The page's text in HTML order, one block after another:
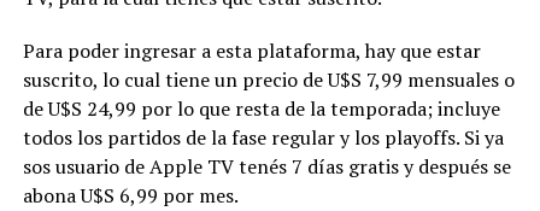
Para poder ingresar a esta plataforma, hay que estar
suscrito, lo cual tiene un precio de U$S 7,99 mensuales o
de U$S 24,99 por lo que resta de la temporada; incluye
todos los partidos de la fase regular y los playoffs. Si ya
sos usuario de Apple TV tenés 7 días gratis y después se
abona U$S 6,99 por mes.